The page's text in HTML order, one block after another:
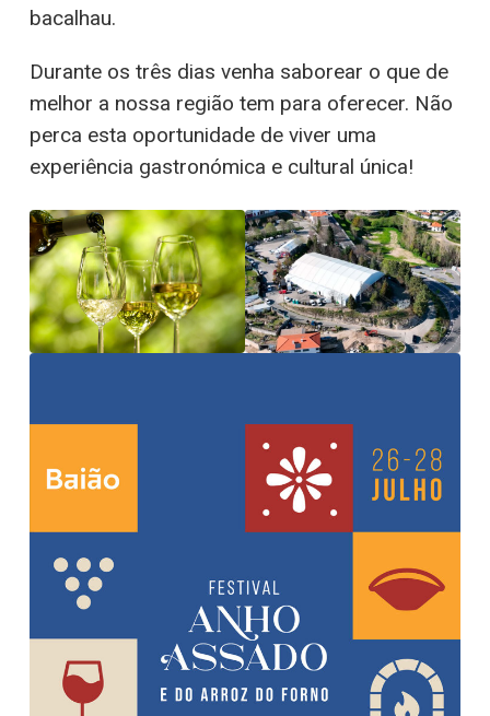
bacalhau.
Durante os três dias venha saborear o que de
melhor a nossa região tem para oferecer. Não
perca esta oportunidade de viver uma
experiência gastronómica e cultural única!